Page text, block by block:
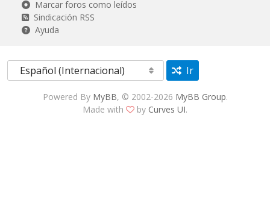
Marcar foros como leídos
Sindicación RSS
Ayuda
Ir
Powered By MyBB, © 2002-2026 MyBB Group.
Made with
by Curves UI.